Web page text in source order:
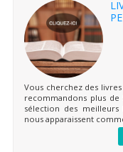
Vous cherchez des
recommandons plus de
sélection des
nous apparaissent